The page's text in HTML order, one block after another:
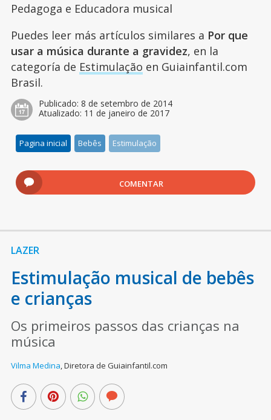
Pedagoga e Educadora musical
Puedes leer más artículos similares a Por que
usar a música durante a gravidez, en la
categoría de Estimulação en Guiainfantil.com
Brasil.
Publicado: 8 de setembro de 2014
Atualizado: 11 de janeiro de 2017
Pagina inicial Bebês Estimulação
COMENTAR
LAZER
Estimulação musical de bebês
e crianças
Os primeiros passos das crianças na
música
Vilma Medina,Diretora de Guiainfantil.com